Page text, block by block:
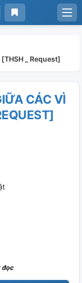
_ Request]
CÁC VÌ
đọc